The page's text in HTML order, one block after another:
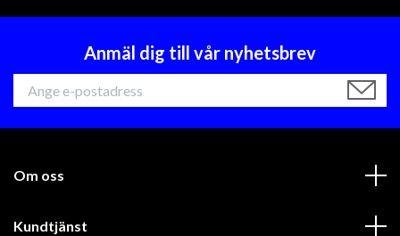
Anmäl dig till vår nyhetsbrev
Om oss
Kundtjänst